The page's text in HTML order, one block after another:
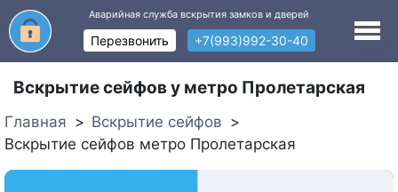
Аварийная служба вскрытия замков и дверей
Перезвонить +7(993)992-30-40
Вскрытие сейфов у метро Пролетарская
Главная
Вскрытие сейфов
Вскрытие сейфов метро Пролетарская